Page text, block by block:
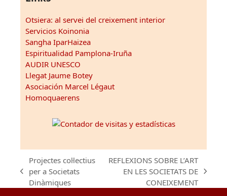
Otsiera: al servei del creixement interior
Servicios Koinonia
Sangha IparHaizea
Espiritualidad Pamplona-Iruña
AUDIR UNESCO
Llegat Jaume Botey
Asociación Marcel Légaut
Homoquaerens
previous
post:
Projectes col·lectius
per a Societats
Dinàmiques
post:
REFLEXIONS SOBRE L’ART
EN LES SOCIETATS DE
CONEIXEMENT